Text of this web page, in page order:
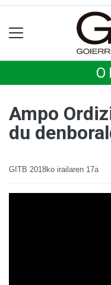
Ampo
du
GITB 2018ko irailaren 17a